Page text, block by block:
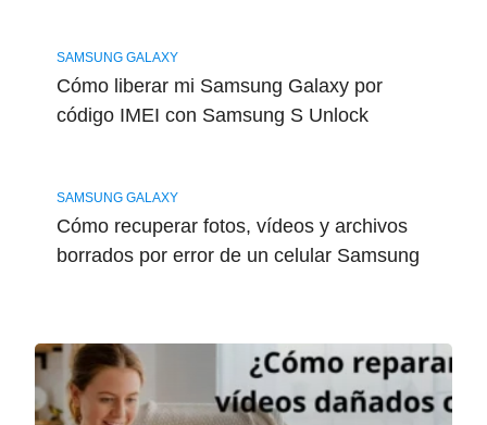
SAMSUNG GALAXY
Cómo liberar mi Samsung Galaxy por
código IMEI con Samsung S Unlock
SAMSUNG GALAXY
Cómo recuperar fotos, vídeos y archivos
borrados por error de un celular Samsung